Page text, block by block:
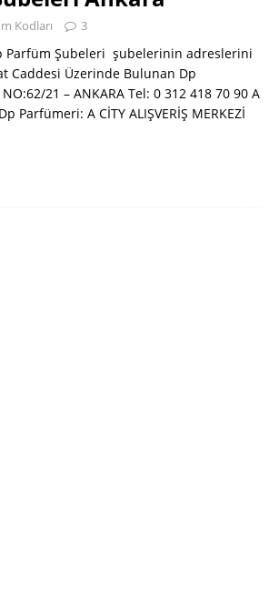
2025 DP PARFÜM KODLARI
Kodları 3
Parfüm Şubeleri şubelerinin adreslerini
Caddesi Üzerinde Bulunan Dp
21 – ANKARA Tel: 0 312 418 70 90 A
Parfümeri: A CİTY ALIŞVERİŞ MERKEZİ